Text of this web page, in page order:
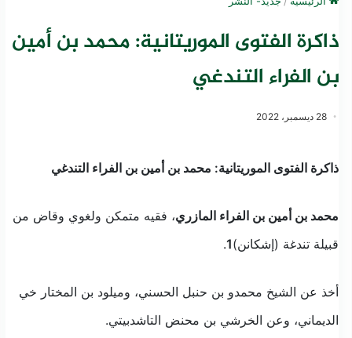
ذاكرة الفتوى الموريتانية: محمد بن أمين
بن الفراء التندغي
28 ديسمبر، 2022
ذاكرة الفتوى الموريتانية: محمد بن أمين بن الفراء التندغي
محمد بن أمين بن الفراء المازري، فقيه متمكن ولغوي وقاض من
قبيلة تندغة (إشكانن)1
.
أخذ عن الشيخ محمدو بن حنبل الحسني، وميلود بن المختار خي
الديماني، وعن الخرشي بن محنض التاشدبيتي.